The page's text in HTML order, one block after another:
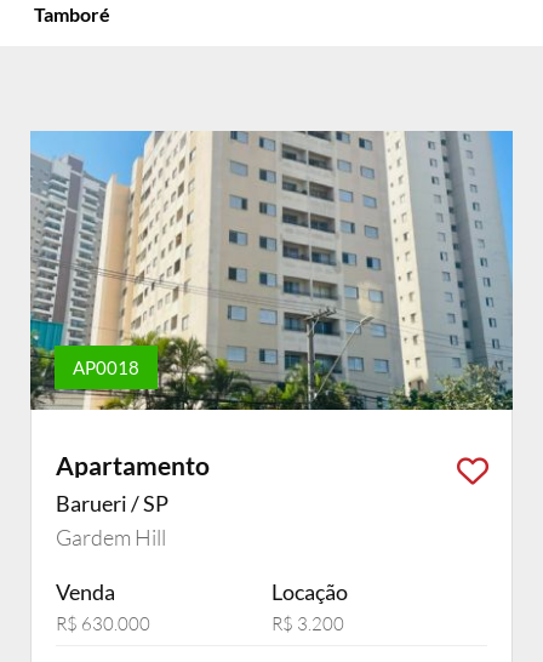
Tamboré
AP0018
Apartamento
Barueri / SP
Gardem Hill
Venda
R$ 630.000
Locação
R$ 3.200